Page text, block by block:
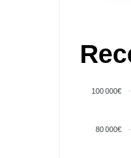
100 000€
80 000€